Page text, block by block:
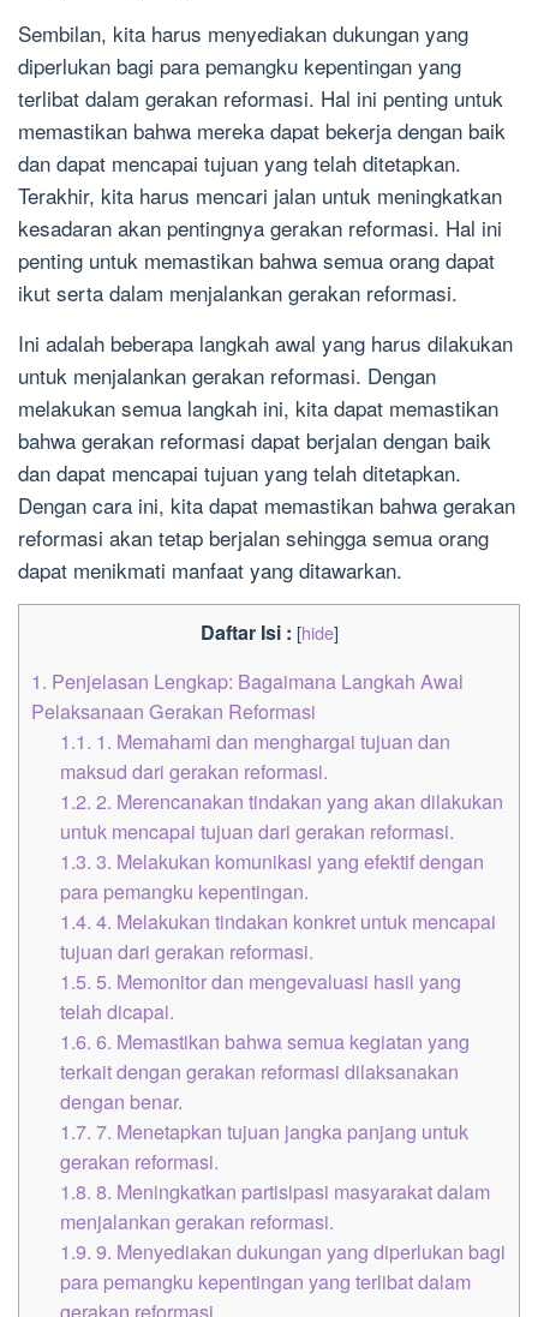
Sembilan, kita harus menyediakan dukungan yang
diperlukan bagi para pemangku kepentingan yang
terlibat dalam gerakan reformasi. Hal ini penting untuk
memastikan bahwa mereka dapat bekerja dengan baik
dan dapat mencapai tujuan yang telah ditetapkan.
Terakhir, kita harus mencari jalan untuk meningkatkan
kesadaran akan pentingnya gerakan reformasi. Hal ini
penting untuk memastikan bahwa semua orang dapat
ikut serta dalam menjalankan gerakan reformasi.
Ini adalah beberapa langkah awal yang harus dilakukan
untuk menjalankan gerakan reformasi. Dengan
melakukan semua langkah ini, kita dapat memastikan
bahwa gerakan reformasi dapat berjalan dengan baik
dan dapat mencapai tujuan yang telah ditetapkan.
Dengan cara ini, kita dapat memastikan bahwa gerakan
reformasi akan tetap berjalan sehingga semua orang
dapat menikmati manfaat yang ditawarkan.
Daftar Isi : [hide]
1. Penjelasan Lengkap: Bagaimana Langkah Awal
Pelaksanaan Gerakan Reformasi
1.1. 1. Memahami dan menghargai tujuan dan
maksud dari gerakan reformasi.
1.2. 2. Merencanakan tindakan yang akan dilakukan
untuk mencapai tujuan dari gerakan reformasi.
1.3. 3. Melakukan komunikasi yang efektif dengan
para pemangku kepentingan.
1.4. 4. Melakukan tindakan konkret untuk mencapai
tujuan dari gerakan reformasi.
1.5. 5. Memonitor dan mengevaluasi hasil yang
telah dicapai.
1.6. 6. Memastikan bahwa semua kegiatan yang
terkait dengan gerakan reformasi dilaksanakan
dengan benar.
1.7. 7. Menetapkan tujuan jangka panjang untuk
gerakan reformasi.
1.8. 8. Meningkatkan partisipasi masyarakat dalam
menjalankan gerakan reformasi.
1.9. 9. Menyediakan dukungan yang diperlukan bagi
para pemangku kepentingan yang terlibat dalam